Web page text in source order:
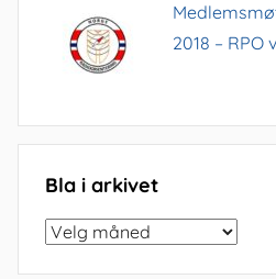
2018 – RPO
Bla i arkivet
Bla